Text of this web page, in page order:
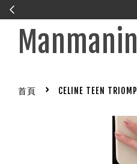
Manmanin
首頁 › CELINE TEEN